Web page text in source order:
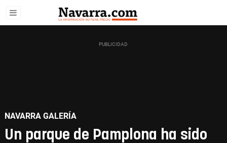
NAVARRA GALERÍA
Un parque de Pamplona ha sido